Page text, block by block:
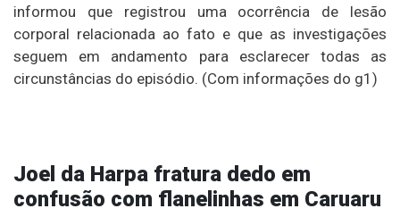
informou que registrou uma ocorrência de lesão
corporal relacionada ao fato e que as investigações
seguem em andamento para esclarecer todas as
circunstâncias do episódio. (Com informações do g1)
Joel da Harpa fratura dedo em
confusão com flanelinhas em Caruaru